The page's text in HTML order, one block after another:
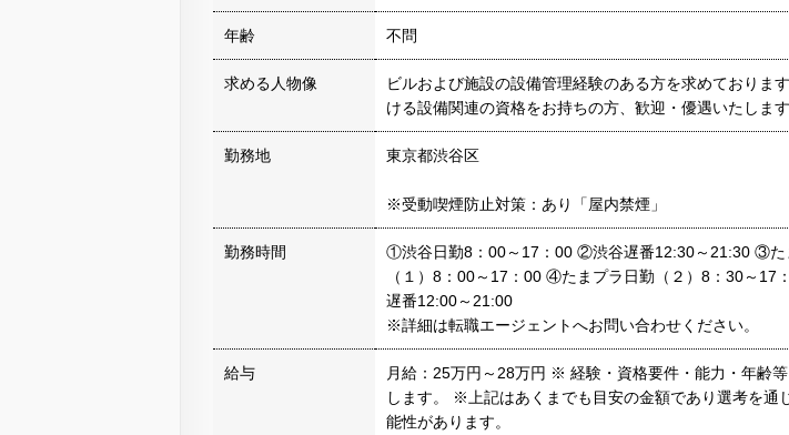
年齢 不問
求める人物像
ビルおよび施設の設備管理経験のある方を求めておりま
ける設備関連の資格をお持ちの方、歓迎・優遇いたします
勤務地 東京都渋谷区
※受動喫煙防止対策：あり「屋内禁煙」
勤務時間
①渋谷日勤8：00～17：00 ②渋谷遅番12:30～21:30 ③た
（１）8：00～17：00 ④たまプラ日勤（２）8：30～17
遅番12:00～21:00
※詳細は転職エージェントへお問い合わせください。
給与
月給：25万円～28万円 ※ 経験・資格要件・能力・年齢
します。 ※上記はあくまでも目安の金額であり選考を通
能性があります。